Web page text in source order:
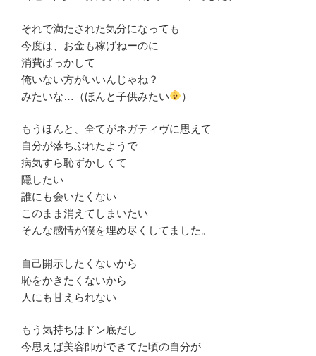
それで満たされた気分になっても
今度は、お金も稼げねーのに
消費ばっかして
俺いない方がいいんじゃね？
みたいな…（ほんと子供みたい
）
もうほんと、全てがネガティヴに思えて
自分が落ちぶれたようで
病気すら恥ずかしくて
隠したい
誰にも会いたくない
このまま消えてしまいたい
そんな感情が僕を埋め尽くしてました。
自己開示したくないから
恥をかきたくないから
人にも甘えられない
もう気持ちはドン底だし
今思えば美容師ができてた頃の自分が